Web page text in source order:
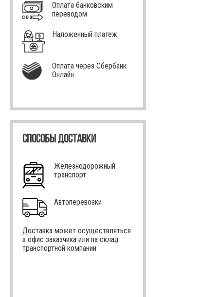
Оплата банковским
переводом
Наложенный платеж
Оплата через Сбербанк
Онлайн
СПОСОБЫ ДОСТАВКИ
Железнодорожный
транспорт
Автоперевозки
Доставка может осуществляться
в офис заказчика или на склад
транспортной компании